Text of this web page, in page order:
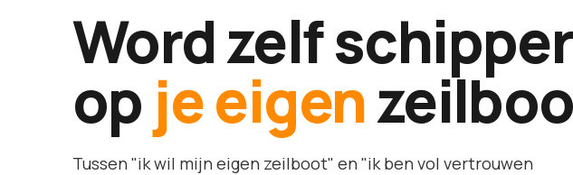
Word zelf schipper
op je eigen
Tussen "ik wil mijn eigen zeilboot" en "ik ben vol vertrouwen